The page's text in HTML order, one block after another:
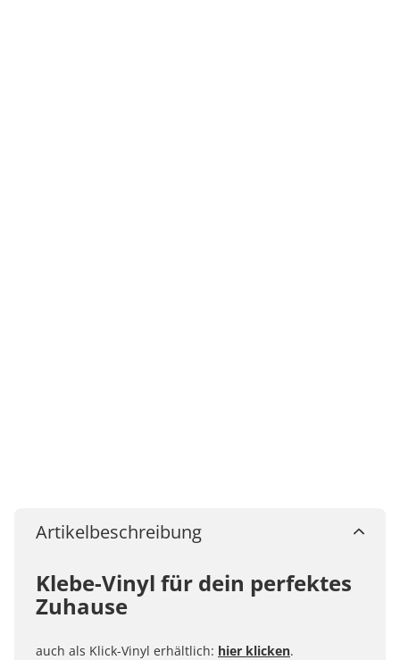
Artikelbeschreibung
Klebe-Vinyl für dein perfektes
Zuhause
auch als Klick-Vinyl erhältlich: hier klicken.